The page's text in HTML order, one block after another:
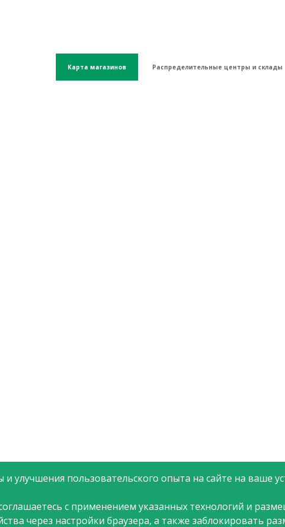
улучшения пользовательского опыта на сайте на ваше
с применением указанных технологий и
через настройки браузера, а также заблокировать
Карта магазинов Распределительные центры и склады